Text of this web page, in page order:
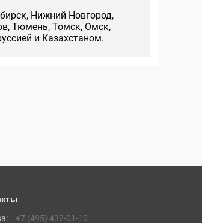
Нижний Новгород,
Тюмень, Томск, Омск,
и Казахстаном.
+7 (495) 432-01-10